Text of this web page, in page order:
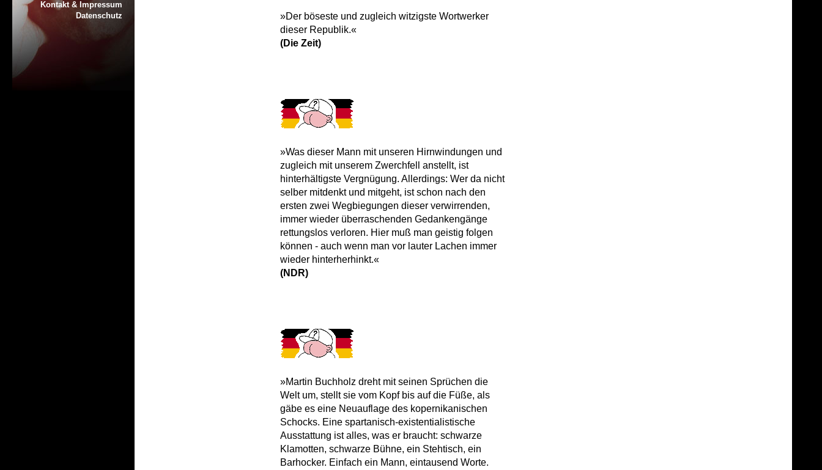
Kontakt & Impressum
Datenschutz
»Der böseste und zugleich witzigste Wortwerker
dieser Republik.«
(Die Zeit)
»Was dieser Mann mit unseren Hirnwindungen und
zugleich mit unserem Zwerchfell anstellt, ist
hinterhältigste Vergnügung. Allerdings: Wer da nicht
selber mitdenkt und mitgeht, ist schon nach den
ersten zwei Wegbiegungen dieser verwirrenden,
immer wieder überraschenden Gedankengänge
rettungslos verloren. Hier muß man geistig folgen
können - auch wenn man vor lauter Lachen immer
wieder hinterherhinkt.«
(NDR)
»Martin Buchholz dreht mit seinen Sprüchen die
Welt um, stellt sie vom Kopf bis auf die Füße, als
gäbe es eine Neuauflage des kopernikanischen
Schocks. Eine spartanisch-existentialistische
Ausstattung ist alles, was er braucht: schwarze
Klamotten, schwarze Bühne, ein Stehtisch, ein
Barhocker. Einfach ein Mann, eintausend Worte.